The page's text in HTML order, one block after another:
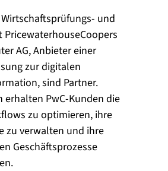
und
AG, Anbieter einer
zur digitalen
sind Partner.
erhalten PwC-Kunden die
zu optimieren, ihre
zu verwalten und ihre
Geschäftsprozesse